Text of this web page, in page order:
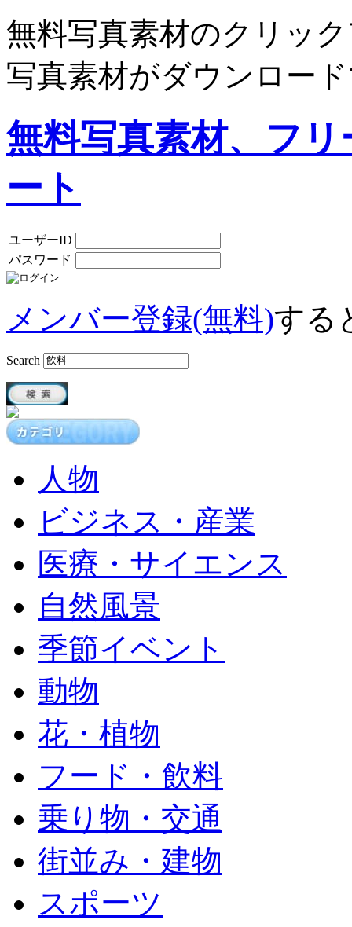
無料写真素材のクリッ
写真素材がダウンロー
無料写真素材、フ
ート
ユーザーID
パスワード
メンバー登録(無料)する
Search
人物
ビジネス・産業
医療・サイエンス
自然風景
季節イベント
動物
花・植物
フード・飲料
乗り物・交通
街並み・建物
スポーツ